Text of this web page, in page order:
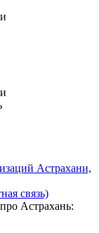
Астрахани,
связь)
Астрахань: